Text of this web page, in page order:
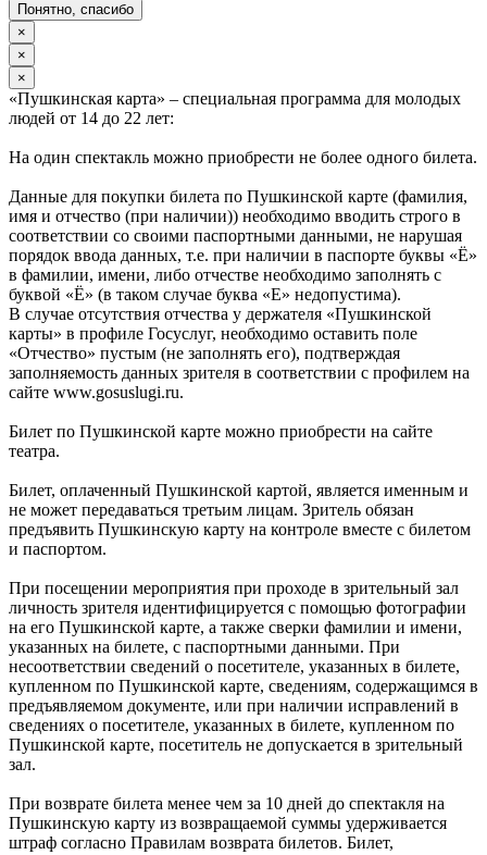
Понятно, спасибо
×
×
×
«Пушкинская карта» – специальная программа для молодых
людей от 14 до 22 лет:
На один спектакль можно приобрести не более одного билета.
Данные для покупки билета по Пушкинской карте (фамилия,
имя и отчество (при наличии)) необходимо вводить строго в
соответствии со своими паспортными данными, не нарушая
порядок ввода данных, т.е. при наличии в паспорте буквы «Ё»
в фамилии, имени, либо отчестве необходимо заполнять с
буквой «Ё» (в таком случае буква «Е» недопустима).
В случае отсутствия отчества у держателя «Пушкинской
карты» в профиле Госуслуг, необходимо оставить поле
«Отчество» пустым (не заполнять его), подтверждая
заполняемость данных зрителя в соответствии с профилем на
сайте www.gosuslugi.ru.
Билет по Пушкинской карте можно приобрести на сайте
театра.
Билет, оплаченный Пушкинской картой, является именным и
не может передаваться третьим лицам. Зритель обязан
предъявить Пушкинскую карту на контроле вместе с билетом
и паспортом.
При посещении мероприятия при проходе в зрительный зал
личность зрителя идентифицируется с помощью фотографии
на его Пушкинской карте, а также сверки фамилии и имени,
указанных на билете, с паспортными данными. При
несоответствии сведений о посетителе, указанных в билете,
купленном по Пушкинской карте, сведениям, содержащимся в
предъявляемом документе, или при наличии исправлений в
сведениях о посетителе, указанных в билете, купленном по
Пушкинской карте, посетитель не допускается в зрительный
зал.
При возврате билета менее чем за 10 дней до спектакля на
Пушкинскую карту из возвращаемой суммы удерживается
штраф согласно Правилам возврата билетов. Билет,